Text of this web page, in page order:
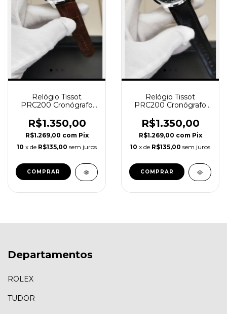
Relógio Tissot
PRC200 Cronógrafo
Couro
R$1.350,00
R$1.269,00 com Pix
10 x de R$135,00 sem juros
Relógio Tissot
PRC200 Cronógrafo
R$1.350,00
R$1.269,00 com Pix
10 x de R$135,00 sem juros
Departamentos
ROLEX
TUDOR